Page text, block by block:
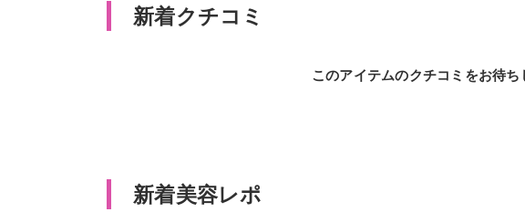
新着クチコミ
このアイテムのクチコミをお待ち
新着美容レポ